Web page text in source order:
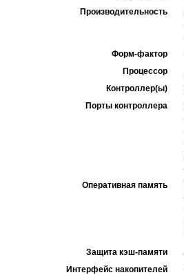
Производительность
Форм-фактор
Процессор
Контроллер(ы)
Порты контроллера
Оперативная память
Защита кэш-памяти
Интерфейс накопителей